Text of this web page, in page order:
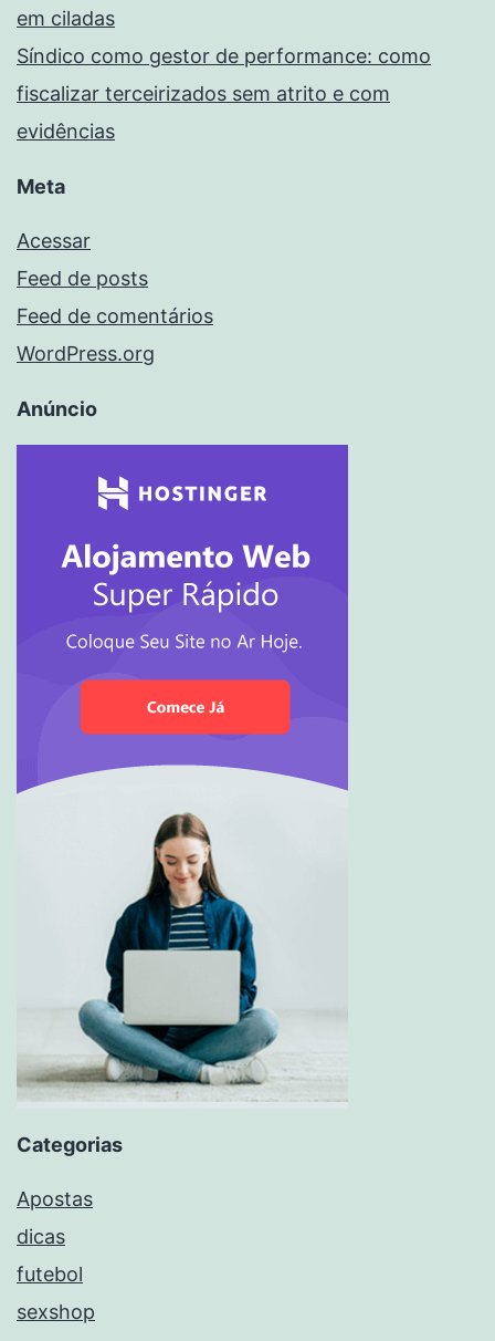
em ciladas
Síndico como gestor de performance: como
fiscalizar terceirizados sem atrito e com
evidências
Meta
Acessar
Feed de posts
Feed de comentários
WordPress.org
Anúncio
Categorias
Apostas
dicas
futebol
sexshop